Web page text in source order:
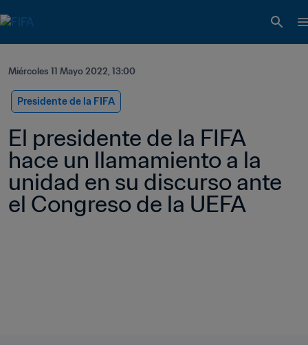
Miércoles 11 Mayo 2022, 13:00
Presidente de la FIFA
El presidente de la FIFA
hace un llamamiento a la
unidad en su discurso ante
el Congreso de la UEFA